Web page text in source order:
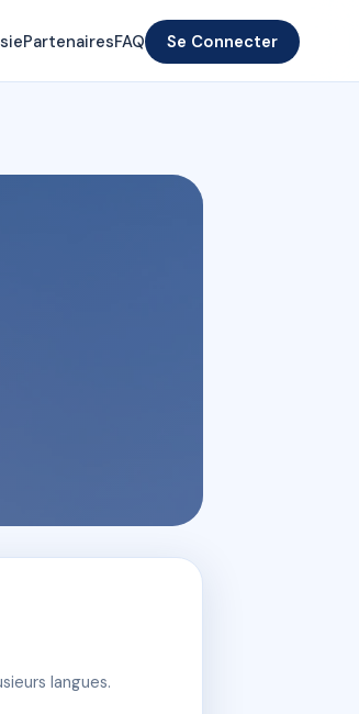
PartenairesFAQ Se Connecter
langues.